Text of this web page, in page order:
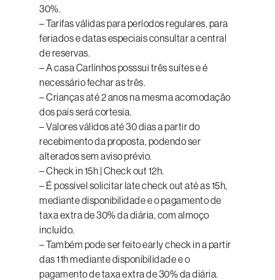
30%.
– Tarifas válidas para períodos regulares, para
feriados e datas especiais consultar a central
de reservas.
– A casa Carlinhos posssui três suítes e é
necessário fechar as três.
– Crianças até 2 anos na mesma acomodação
dos pais será cortesia.
– Valores válidos até 30 dias a partir do
recebimento da proposta, podendo ser
alterados sem aviso prévio.
– Check in 15h | Check out 12h.
– É possível solicitar late check out até as 15h,
mediante disponibilidade e o pagamento de
taxa extra de 30% da diária, com almoço
incluído.
– Também pode ser feito early check in a partir
das 11h mediante disponibilidade e o
pagamento de taxa extra de 30% da diária.